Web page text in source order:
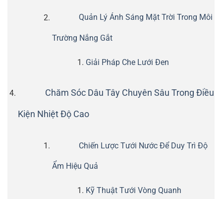
Quản Lý Ánh Sáng Mặt Trời Trong Môi
Trường Nắng Gắt
Giải Pháp Che Lưới Đen
Chăm Sóc Dâu Tây Chuyên Sâu Trong Điều
Kiện Nhiệt Độ Cao
Chiến Lược Tưới Nước Để Duy Trì Độ
Ẩm Hiệu Quả
Kỹ Thuật Tưới Vòng Quanh